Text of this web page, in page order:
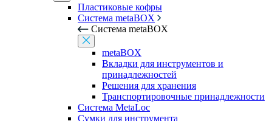
Пластиковые кофры
Система metaBOX
Система metaBOX
metaBOX
Вкладки для инструментов и
принадлежностей
Решения для хранения
Транспортировочные принадлежности
Система MetaLoc
Сумки для инструмента